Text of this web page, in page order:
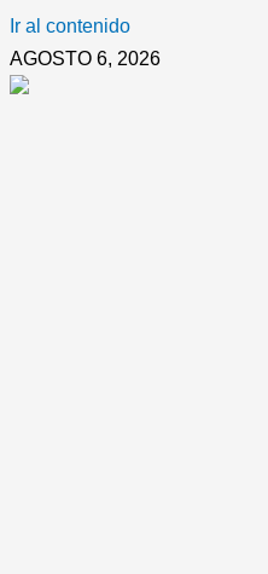
Ir al contenido
AGOSTO 6, 2026